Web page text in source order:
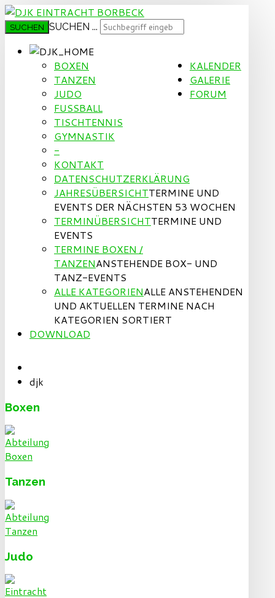
SUCHEN SUCHEN ...
BOXEN
TANZEN
JUDO
FUSSBALL
TISCHTENNIS
GYMNASTIK
-
KONTAKT
DATENSCHUTZERKLÄRUNG
KALENDER
JAHRESÜBERSICHTTERMINE UND
EVENTS DER NÄCHSTEN 53 WOCHEN
TERMINÜBERSICHTTERMINE UND
EVENTS
TERMINE BOXEN /
TANZENANSTEHENDE BOX- UND
TANZ-EVENTS
ALLE KATEGORIENALLE ANSTEHENDEN
UND AKTUELLEN TERMINE NACH
KATEGORIEN SORTIERT
GALERIE
FORUM
DOWNLOAD
djk
Boxen
Tanzen
Judo